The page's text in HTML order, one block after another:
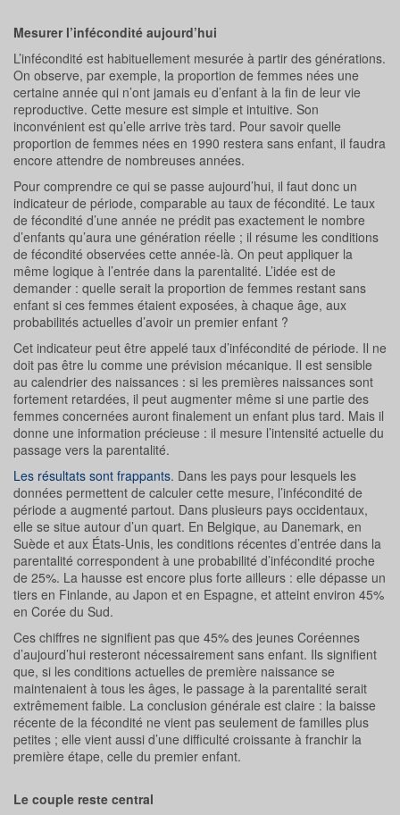
Mesurer l’infécondité aujourd’hui
L’infécondité est habituellement mesurée à partir des générations.
On observe, par exemple, la proportion de femmes nées une
certaine année qui n’ont jamais eu d’enfant à la fin de leur vie
reproductive. Cette mesure est simple et intuitive. Son
inconvénient est qu’elle arrive très tard. Pour savoir quelle
proportion de femmes nées en 1990 restera sans enfant, il faudra
encore attendre de nombreuses années.
Pour comprendre ce qui se passe aujourd’hui, il faut donc un
indicateur de période, comparable au taux de fécondité. Le taux
de fécondité d’une année ne prédit pas exactement le nombre
d’enfants qu’aura une génération réelle ; il résume les conditions
de fécondité observées cette année-là. On peut appliquer la
même logique à l’entrée dans la parentalité. L’idée est de
demander : quelle serait la proportion de femmes restant sans
enfant si ces femmes étaient exposées, à chaque âge, aux
probabilités actuelles d’avoir un premier enfant ?
Cet indicateur peut être appelé taux d’infécondité de période. Il ne
doit pas être lu comme une prévision mécanique. Il est sensible
au calendrier des naissances : si les premières naissances sont
fortement retardées, il peut augmenter même si une partie des
femmes concernées auront finalement un enfant plus tard. Mais il
donne une information précieuse : il mesure l’intensité actuelle du
passage vers la parentalité.
Les résultats sont frappants. Dans les pays pour lesquels les
données permettent de calculer cette mesure, l’infécondité de
période a augmenté partout. Dans plusieurs pays occidentaux,
elle se situe autour d’un quart. En Belgique, au Danemark, en
Suède et aux États-Unis, les conditions récentes d’entrée dans la
parentalité correspondent à une probabilité d’infécondité proche
de 25%. La hausse est encore plus forte ailleurs : elle dépasse un
tiers en Finlande, au Japon et en Espagne, et atteint environ 45%
en Corée du Sud.
Ces chiffres ne signifient pas que 45% des jeunes Coréennes
d’aujourd’hui resteront nécessairement sans enfant. Ils signifient
que, si les conditions actuelles de première naissance se
maintenaient à tous les âges, le passage à la parentalité serait
extrêmement faible. La conclusion générale est claire : la baisse
récente de la fécondité ne vient pas seulement de familles plus
petites ; elle vient aussi d’une difficulté croissante à franchir la
première étape, celle du premier enfant.
Le couple reste central